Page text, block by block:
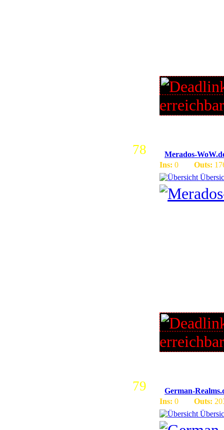
78
Merados-
Ins: 0 Outs:
79
German-
Ins: 0 Outs: